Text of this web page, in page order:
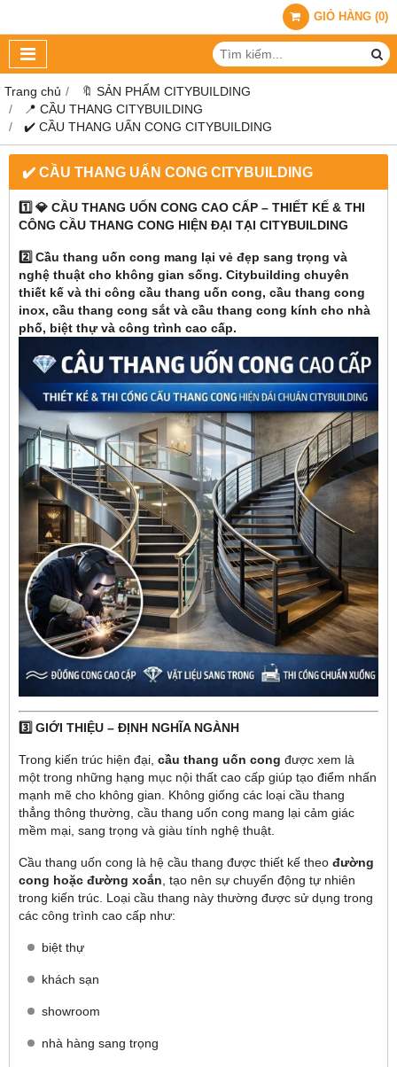
GIỎ HÀNG (0)
Trang chủ
🔖 SẢN PHẨM CITYBUILDING
📍 CẦU THANG CITYBUILDING
✔️ CẦU THANG UẤN CONG CITYBUILDING
✔️ CẦU THANG UẤN CONG CITYBUILDING
1️⃣ 💎 CẦU THANG UỐN CONG CAO CẤP – THIẾT KẾ & THI
CÔNG CẦU THANG CONG HIỆN ĐẠI TẠI CITYBUILDING
2️⃣ Cầu thang uốn cong mang lại vẻ đẹp sang trọng và
nghệ thuật cho không gian sống. Citybuilding chuyên
thiết kế và thi công cầu thang uốn cong, cầu thang cong
inox, cầu thang cong sắt và cầu thang cong kính cho nhà
phố, biệt thự và công trình cao cấp.
3️⃣ GIỚI THIỆU – ĐỊNH NGHĨA NGÀNH
Trong kiến trúc hiện đại, cầu thang uốn cong được xem là
một trong những hạng mục nội thất cao cấp giúp tạo điểm nhấn
mạnh mẽ cho không gian. Không giống các loại cầu thang
thẳng thông thường, cầu thang uốn cong mang lại cảm giác
mềm mại, sang trọng và giàu tính nghệ thuật.
Cầu thang uốn cong là hệ cầu thang được thiết kế theo đường
cong hoặc đường xoắn , tạo nên sự chuyển động tự nhiên
trong kiến trúc. Loại cầu thang này thường được sử dụng trong
các công trình cao cấp như:
biệt thự
khách sạn
showroom
nhà hàng sang trọng